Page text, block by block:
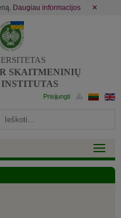
Daugiau informacijos ✕
SKAITMENINIŲ